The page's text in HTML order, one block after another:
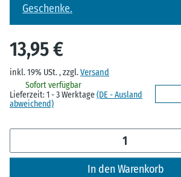
Geschenke.
13,95 €
inkl. 19% USt. , zzgl.Versand
Sofort verfügbar
Lieferzeit:1 - 3 Werktage(DE - Ausland
abweichend)
In den Warenkorb